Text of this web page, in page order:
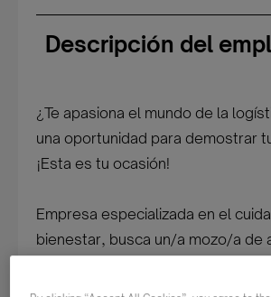
Descripción del
¿Te apasiona el mundo de la
una oportunidad para demostrar
¡Esta es tu ocasión!
Empresa especializada en el
bienestar, busca un/a mozo/a de